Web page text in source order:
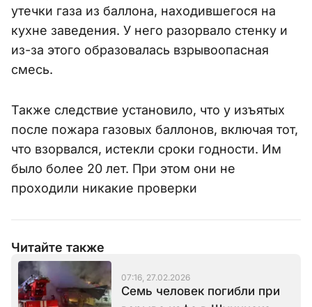
утечки газа из баллона, находившегося на
кухне заведения. У него разорвало стенку и
из-за этого образовалась взрывоопасная
смесь.
Также следствие установило, что у изъятых
после пожара газовых баллонов, включая тот,
что взорвался, истекли сроки годности. Им
было более 20 лет. При этом они не
проходили никакие проверки
Читайте также
07:16, 27.02.2026
Семь человек погибли при